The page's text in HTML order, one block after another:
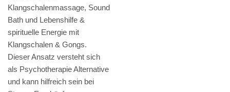
Klangschalenmassage, Sound
Bath und Lebenshilfe &
spirituelle Energie mit
Klangschalen & Gongs.
Dieser Ansatz versteht sich
als Psychotherapie Alternative
und kann hilfreich sein bei